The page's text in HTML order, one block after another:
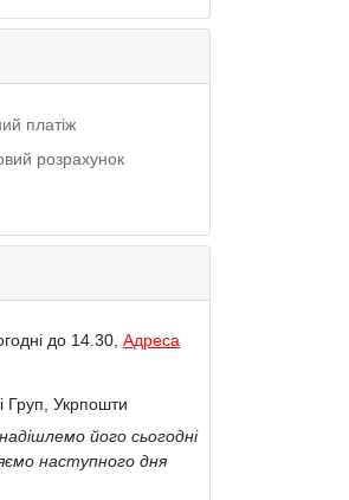
платіж
розрахунок
до 14.30, Адреса
Груп, Укрпошти
його сьогодні
наступного дня